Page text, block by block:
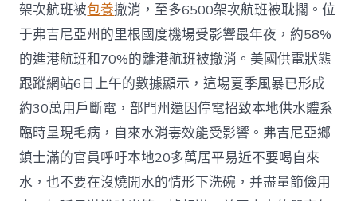
架次航班被包養撤消，至多6500架次航班被耽擱。位
于弗吉尼亞州的里根國度機場受影響最年夜，約58%
的進港航班和70%的離港航班被撤消。美國供電狀態
跟蹤網站6日上午的數據顯示，這場夏季風暴已形成
約30萬用戶斷電，部門州還因停電招致本地供水體系
臨時呈現毛病，自來水消毒效能受影響。弗吉尼亞鄉
鎮士滿的官員呼吁本地20多萬居平易近不要喝自來
水，也不要在沒燒開水的情形下洗碗，并盡量節儉用